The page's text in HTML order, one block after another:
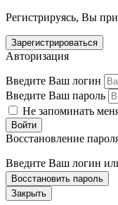
Регистрируясь, Вы
Авторизация
Введите Ваш логин
Введите Ваш пароль
Не запоминать
Восстановление
Введите Ваш логин
Закрыть